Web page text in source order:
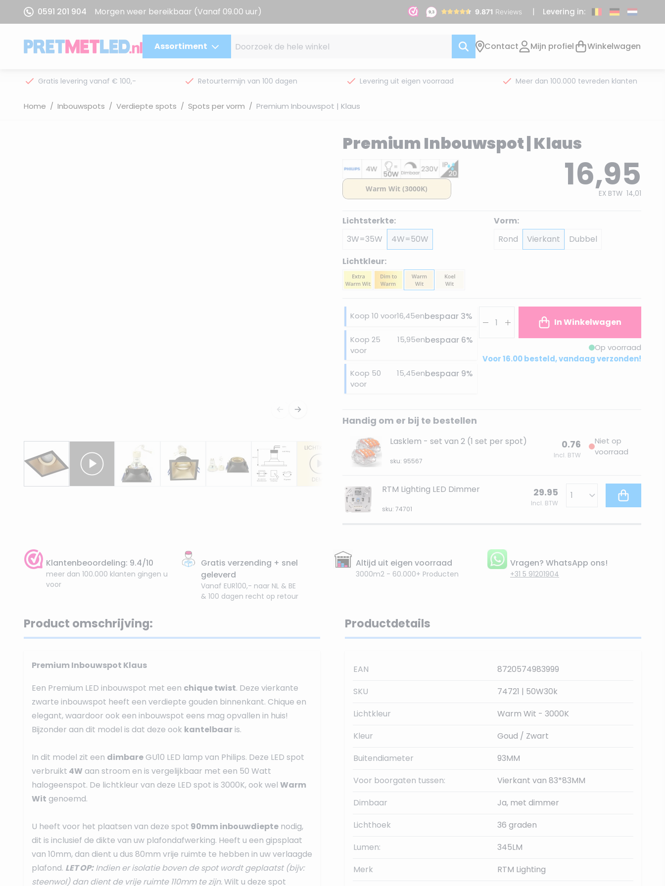
Ga naar de inhoud
0591 201 904 Morgen weer bereikbaar (Vanaf 09.00 uur) Levering in:
Assortiment Contact Mijn profiel Winkelwagen
Gratis levering vanaf € 100,- Retourtermijn van 100 dagen Levering uit eigen voorraad Meer dan 100.000 tevreden klanten
Home / Inbouwspots / Verdiepte spots / Spots per vorm / Premium Inbouwspot | Klaus
Premium Inbouwspot | Klaus
16,95
EX BTW 14,01
Lichtsterkte:
3W=35W
4W=50W
Vorm:
Rond
Vierkant
Dubbel
Lichtkleur:
Koop 10 voor16,45enbespaar 3%
Koop 25
voor
15,95enbespaar6%
Koop 50
voor
15,45enbespaar9%
In Winkelwagen
Op voorraad
Voor 16.00 besteld, vandaag verzonden!
Handig om er bij te bestellen
Lasklem - set van 2 (1 set per spot)
sku: 95567
0.76
Incl. BTW
Niet op
voorraad
RTM Lighting LED Dimmer
sku: 74701
29.95
Incl. BTW
Klantenbeoordeling: 9.4/10
meer dan 100.000 klanten gingen u
voor
Gratis verzending + snel
geleverd
Vanaf EUR100,- naar NL & BE
& 100 dagen recht op retour
Altijd uit eigen voorraad
3000m2 - 60.000+ Producten
Vragen? WhatsApp ons!
+31 5 91201904
Product omschrijving:
Premium Inbouwspot Klaus
Een Premium LED inbouwspot met een chique twist. Deze vierkante
zwarte inbouwspot heeft een verdiepte gouden binnenkant. Chique en
elegant, waardoor ook een inbouwspot eens mag opvallen in huis!
Bijzonder aan dit model is dat deze ook kantelbaaris.
In dit model zit een dimbareGU10 LED lamp van Philips. Deze LED spot
verbruikt 4Waan stroom en is vergelijkbaar met een 50 Watt
halogeenspot. De lichtkleur van deze LED spot is 3000K, ook wel Warm
Wit genoemd.
U heeft voor het plaatsen van deze spot 90mm inbouwdiepte nodig,
dit is inclusief de dikte van uw plafondafwerking. Heeft u een gipsplaat
van 10mm, dan dient u dus 80mm vrije ruimte te hebben in uw verlaagde
plafond. LET OP:Indien er isolatie boven de spot wordt geplaatst (bijv:
steenwol) dan dient de vrije ruimte 110mm te zijn.Wilt u deze spot
Productdetails
EAN
8720574983999
SKU
74721 | 50W30k
Lichtkleur
Warm Wit - 3000K
Kleur
Goud / Zwart
Buitendiameter
93MM
Voor boorgaten tussen:
Vierkant van 83*83MM
Dimbaar
Ja, met dimmer
Lichthoek
36 graden
Lumen:
345LM
Merk
RTM Lighting